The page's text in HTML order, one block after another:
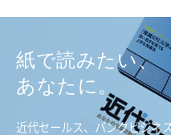
紙で読みたい、
あなたに。
近代セールス、バンクビジネ